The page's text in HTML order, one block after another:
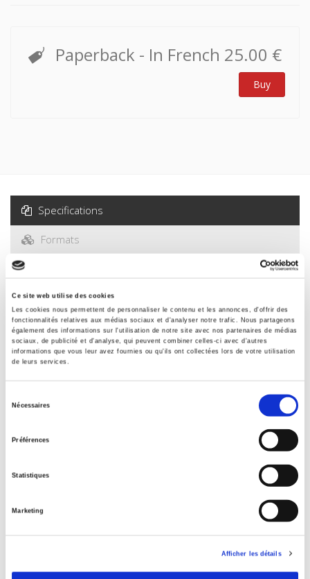
Ce site web utilise des cookies
Les cookies nous permettent de personnaliser le contenu et les annonces, d'offrir des
fonctionnalités relatives aux médias sociaux et d'analyser notre trafic. Nous partageons
également des informations sur l'utilisation de notre site avec nos partenaires de médias
sociaux, de publicité et d'analyse, qui peuvent combiner celles-ci avec d'autres
informations que vous leur avez fournies ou qu'ils ont collectées lors de votre utilisation
de leurs services.
Nécessaires
Préférences
Statistiques
Marketing
Afficher les détails
Paperback - In French 25.00 €
Buy
Specifications
Formats
Specifications
Publisher
>Political Economics>Economic Theory
>Political Economics>French Economy